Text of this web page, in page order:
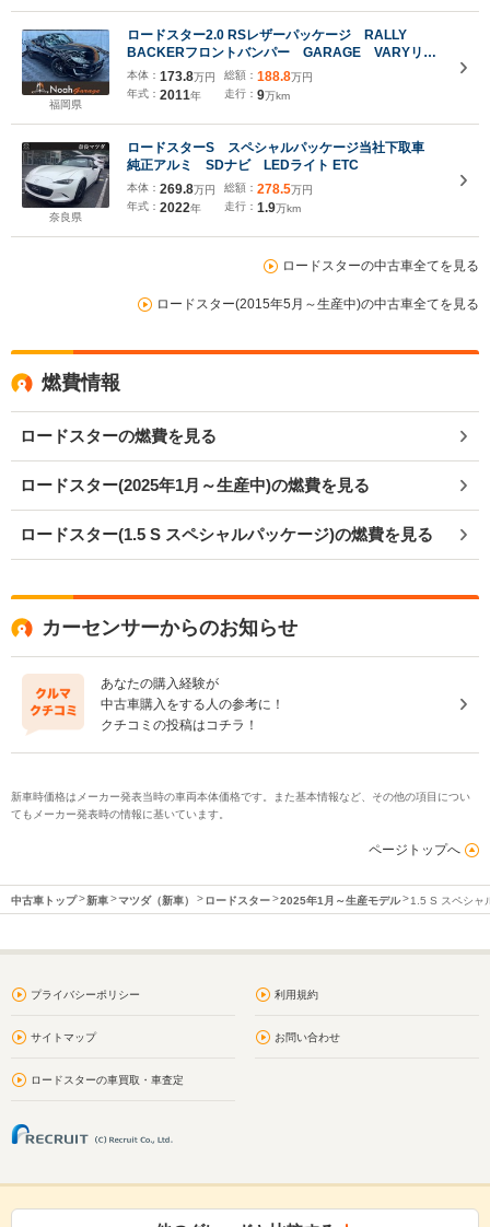
福岡県
ロードスター2.0 RSレザーパッケージ RALLY
BACKERフロントバンパー GARAGE VARYリア
ディフューザー TEIN車高調
本体： 173.8万円
年式： 2011年
総額： 188.8万円
走行： 9万km
奈良県
ロードスターS スペシャルパッケージ当社下取車
純正アルミ SDナビ LEDライト ETC
本体： 269.8万円
年式： 2022年
総額： 278.5万円
走行： 1.9万km
ロードスターの中古車全てを見る
ロードスター(2015年5月～生産中)の中古車全てを見る
燃費情報
ロードスターの燃費を見る
ロードスター(2025年1月～生産中)の燃費を見る
ロードスター(1.5 S スペシャルパッケージ)の燃費を見る
カーセンサーからのお知らせ
あなたの購入経験が
中古車購入をする人の参考に！
クチコミの投稿はコチラ！
新車時価格はメーカー発表当時の車両本体価格です。また基本情報など、その他の項目につい
てもメーカー発表時の情報に基いています。
ページトップへ
中古車トップ 新車 マツダ（新車） ロードスター 2025年1月～生産モデル 1.5 S スペシャ
プライバシーポリシー 利用規約
サイトマップ お問い合わせ
ロードスターの車買取・車査定